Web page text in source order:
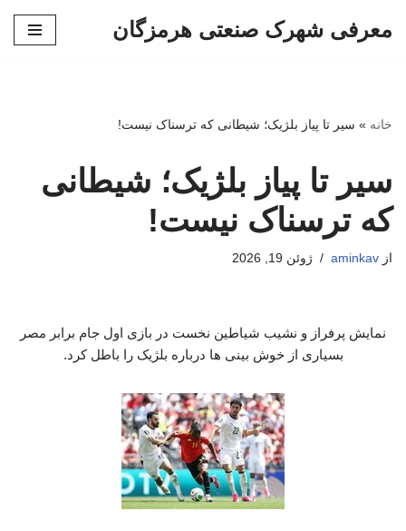
معرفی شهرک صنعتی هرمزگان
خانه » سیر تا پیاز بلژیک؛ شیطانی که ترسناک نیست!
سیر تا پیاز بلژیک؛ شیطانی
که ترسناک نیست!
از aminkav ژوئن 19, 2026
نمایش پرفراز و نشیب شیاطین نخست در بازی اول جام برابر مصر
بسیاری از خوش بینی ها درباره بلژیک را باطل کرد.